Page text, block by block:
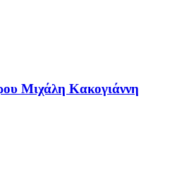
Μιχάλη Κακογιάννη